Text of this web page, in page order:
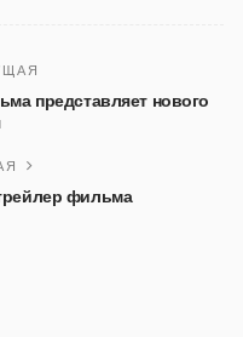
представляет нового
фильма